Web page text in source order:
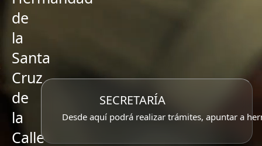
de
la
Santa
Cruz
de
la
Calle
SECRETARÍA
Desde aquí podrá realizar trámites, apuntar a